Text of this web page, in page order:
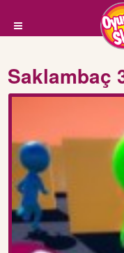
Saklambaç